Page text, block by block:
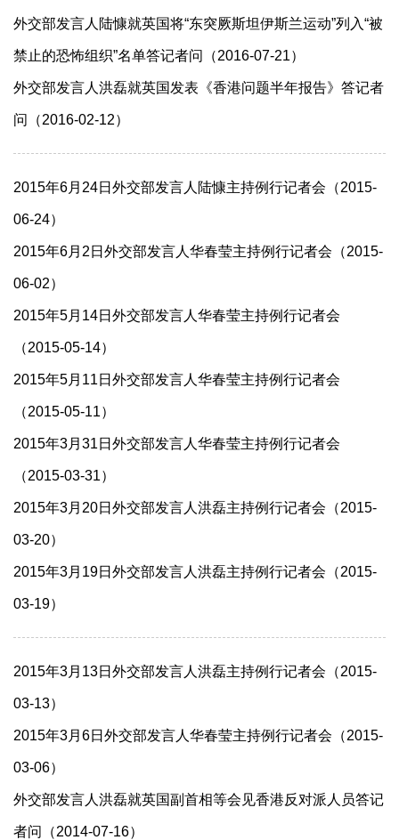
外交部发言人陆慷就英国将“东突厥斯坦伊斯兰运动”列入“被
禁止的恐怖组织”名单答记者问（2016-07-21）
外交部发言人洪磊就英国发表《香港问题半年报告》答记者
问（2016-02-12）
2015年6月24日外交部发言人陆慷主持例行记者会（2015-
06-24）
2015年6月2日外交部发言人华春莹主持例行记者会（2015-
06-02）
2015年5月14日外交部发言人华春莹主持例行记者会
（2015-05-14）
2015年5月11日外交部发言人华春莹主持例行记者会
（2015-05-11）
2015年3月31日外交部发言人华春莹主持例行记者会
（2015-03-31）
2015年3月20日外交部发言人洪磊主持例行记者会（2015-
03-20）
2015年3月19日外交部发言人洪磊主持例行记者会（2015-
03-19）
2015年3月13日外交部发言人洪磊主持例行记者会（2015-
03-13）
2015年3月6日外交部发言人华春莹主持例行记者会（2015-
03-06）
外交部发言人洪磊就英国副首相等会见香港反对派人员答记
者问（2014-07-16）